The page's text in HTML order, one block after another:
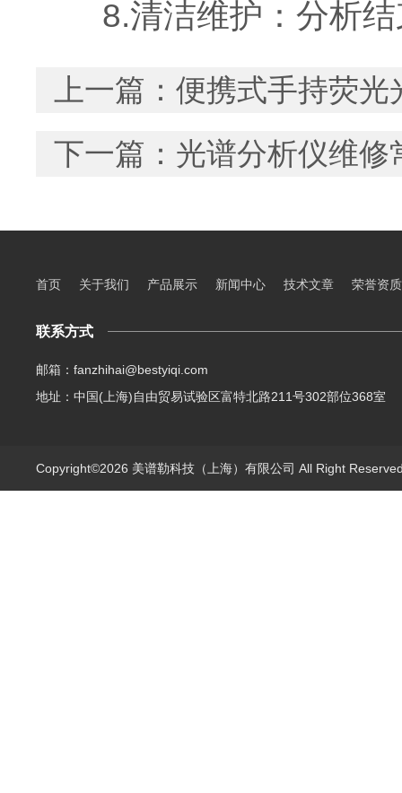
8.清洁维护：分析结
上一篇： 便携式手持荧光
下一篇： 光谱分析仪维修
首页 关于我们 产品展示 新闻中心 技术文章 荣誉资质
联系方式
邮箱：fanzhihai@bestyiqi.com
地址：中国(上海)自由贸易试验区富特北路211号302部位368室
Copyright©2026 美谱勒科技（上海）有限公司 All Right